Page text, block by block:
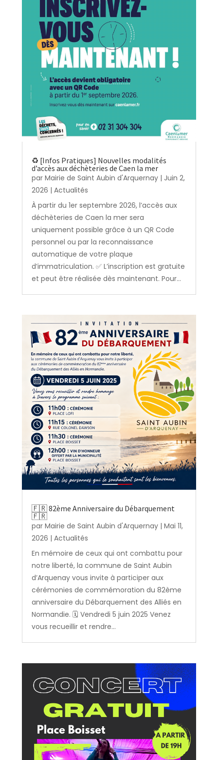
♻️ [Infos Pratiques] Nouvelles modalités
d’accès aux déchèteries de Caen la mer
par Mairie de Saint Aubin d'Arquernay| Juin 2,
2026 | Actualités
À partir du 1er septembre 2026, l’accès aux
déchèteries de Caen la mer sera
uniquement possible grâce à un QR Code
personnel ou par la reconnaissance
automatique de votre plaque
d’immatriculation. ✅ L’inscription est gratuite
et peut être réalisée dès maintenant. Pour...
🇫🇷 82ème Anniversaire du Débarquement
🇫🇷
par Mairie de Saint Aubin d'Arquernay| Mai 11,
2026 | Actualités
En mémoire de ceux qui ont combattu pour
notre liberté, la commune de Saint Aubin
d’Arquenay vous invite à participer aux
cérémonies de commémoration du 82ème
anniversaire du Débarquement des Alliés en
Normandie. 🗓️ Vendredi 5 juin 2025 Venez
vous recueillir et rendre...